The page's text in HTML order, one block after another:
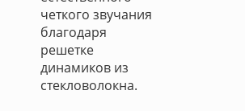
четкого звучания
благодаря
решетке
динамиков из
стекловолокна.